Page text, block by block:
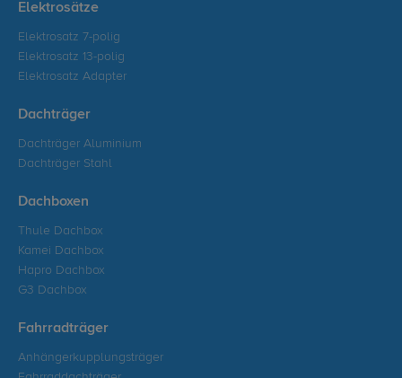
Elektrosätze
Elektrosatz 7-polig
Elektrosatz 13-polig
Elektrosatz Adapter
Dachträger
Dachträger Aluminium
Dachträger Stahl
Dachboxen
Thule Dachbox
Kamei Dachbox
Hapro Dachbox
G3 Dachbox
Fahrradträger
Anhängerkupplungsträger